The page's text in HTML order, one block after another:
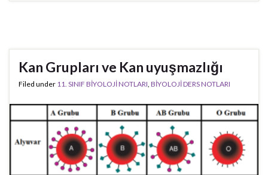
Kan Grupları ve Kan uyuşmazlığı
Filed under 11. SINIF BİYOLOJİ NOTLARI, BİYOLOJİ DERS NOTLARI